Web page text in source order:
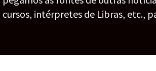
cursos, intérpretes de Libras, etc.,